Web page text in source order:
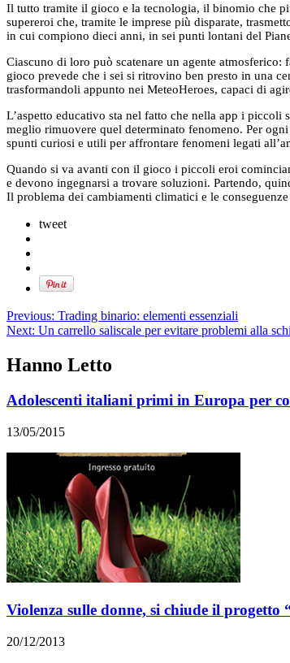
Il tutto tramite il gioco e la tecnologia, il binomio che
supereroi che, tramite le imprese più disparate,
in cui compiono dieci anni, in sei punti lontani del
Ciascuno di loro può scatenare un agente
gioco prevede che i sei si ritrovino ben presto in una
trasformandoli appunto nei MeteoHeroes, capaci di
L’aspetto educativo sta nel fatto che nella app i
meglio rimuovere quel determinato fenomeno. Per
spunti curiosi e utili per affrontare fenomeni legati
Quando si va avanti con il gioco i piccoli eroi
e devono ingegnarsi a trovare soluzioni. Partendo,
Il problema dei cambiamenti climatici e le
tweet
Previous: Trading binario: elementi essenziali
Next: Un carrello saliscale per evitare problemi alla
Hanno Letto
Adolescenti italiani primi in Europa per
13/05/2015
Violenza sulle donne, si chiude il progetto
20/12/2013